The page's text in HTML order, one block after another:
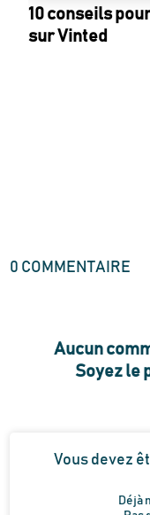
10 conseils
sur Vinted
0 COMMENTAIRE
Aucun
Soyez le
Vous devez
Déjà